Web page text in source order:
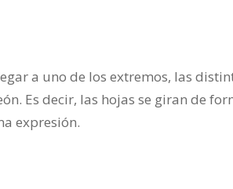
a uno de los extremos, las
Es decir, las hojas se giran de
expresión.